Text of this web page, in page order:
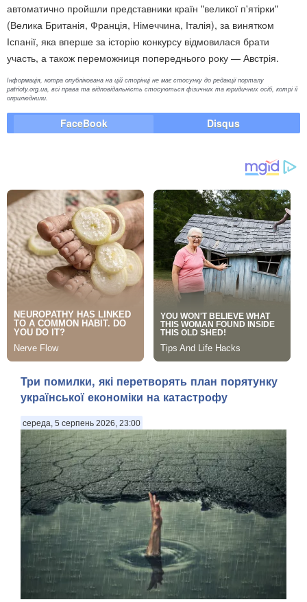
автоматично пройшли представники країн "великої п'ятірки"
(Велика Британія, Франція, Німеччина, Італія), за винятком
Іспанії, яка вперше за історію конкурсу відмовилася брати
участь, а також переможниця попереднього року — Австрія.
Інформація, котра опублікована на цій сторінці не має стосунку до редакції порталу
patrioty.org.ua, всі права та відповідальність стосуються фізичних та юридичних осіб, котрі її
оприлюднили.
FaceBook Disqus
Три помилки, які перетворять план порятунку
української економіки на катастрофу
середа, 5 серпень 2026, 23:00